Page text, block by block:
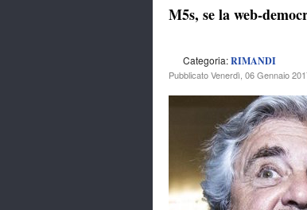
M5s, se la web-
Categoria:RIMANDI
Pubblicato Venerdì, 06 Gennaio